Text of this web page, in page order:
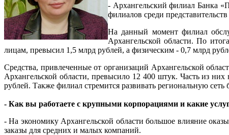
- Архангельский филиал Банка
филиалов среди
На данный момент филиал
Архангельской области. По
лицам, превысил 1,5 млрд рублей, а физическим - 0,7 млрд
Средства, привлеченные от организаций Архангельской
Архангельской области, превысило 12 400 штук. Часть из
рублей. Также филиал стремится развивать региональную
- Как вы работаете с крупными корпорациями и какие
- На экономику Архангельской области большое влияние
заказы для средних и малых компаний.